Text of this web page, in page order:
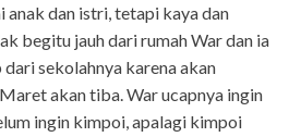
anak dan istri, tetapi kaya dan
begitu jauh dari rumah War dan ia
sekolahnya karena akan
akan tiba. War ucapnya ingin
ingin kimpoi, apalagi kimpoi